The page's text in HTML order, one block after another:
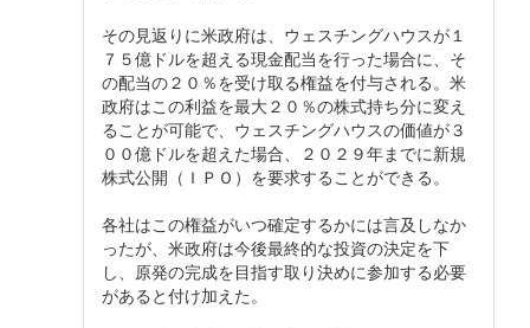
その見返りに米政府は、ウェスチングハウスが１
７５億ドルを超える現金配当を行った場合に、そ
の配当の２０％を受け取る権益を付与される。米
政府はこの利益を最大２０％の株式持ち分に変え
ることが可能で、ウェスチングハウスの価値が３
００億ドルを超えた場合、２０２９年までに新規
株式公開（ＩＰＯ）を要求することができる。
各社はこの権益がいつ確定するかには言及しなか
ったが、米政府は今後最終的な投資の決定を下
し、原発の完成を目指す取り決めに参加する必要
があると付け加えた。